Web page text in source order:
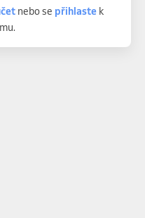
nebo se přihlastek